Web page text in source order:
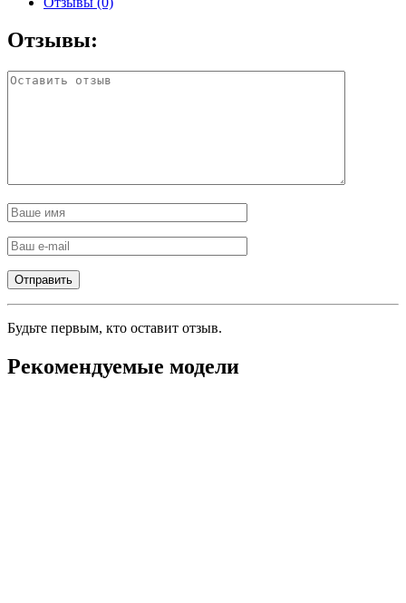
Отзывы:
Будьте первым, кто оставит отзыв.
Рекомендуемые модели